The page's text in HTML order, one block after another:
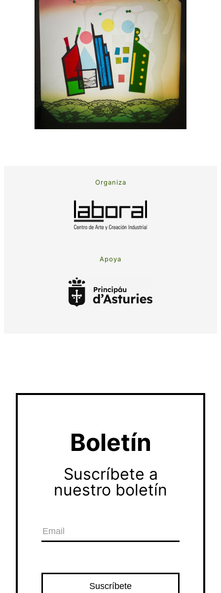
Organiza
Apoya
Boletín
Suscríbete a
nuestro boletín